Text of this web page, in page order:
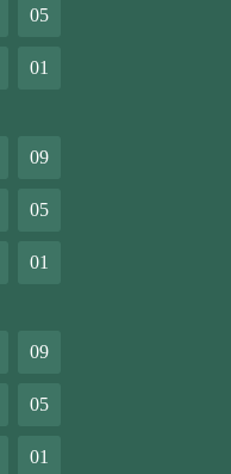
05
01
09
05
01
09
05
01